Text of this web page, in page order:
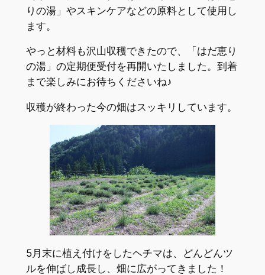
りの湯」やスキンケアなどの原料として使用し
ます。
やっと材料も沢山収穫できたので、「はだ恵り
の湯」の定期便受付を再開いたしました。到着
まで楽しみにお待ちくださいね♪
収穫が終わった今の畑はスッキリしています。
5月末に植え付けをしたヘチマは、どんどんツ
ルを伸ばし成長し、畑に広がってきました！